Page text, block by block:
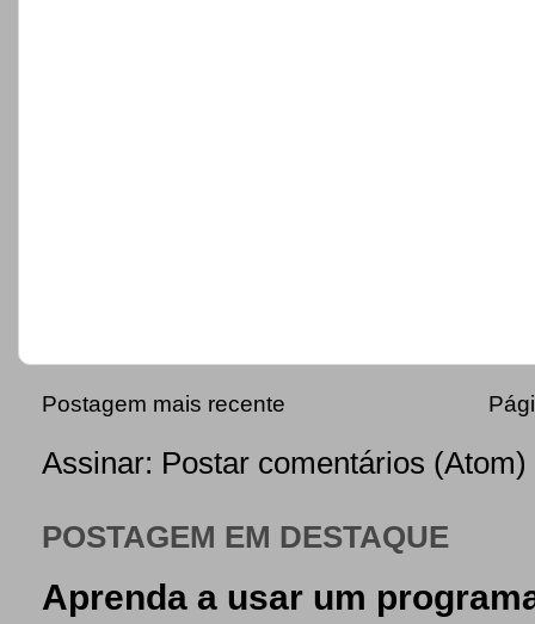
Postagem mais recente
Assinar: Postar comentários (Atom)
POSTAGEM EM DESTAQUE
Aprenda a usar um